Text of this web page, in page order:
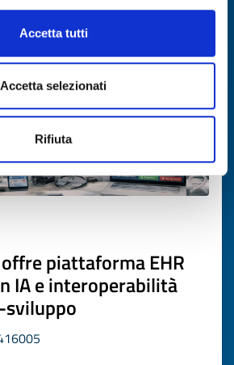
Accetta tutti
Accetta selezionati
Rifiuta
piattaforma EHR
IA e interoperabilità
sviluppo